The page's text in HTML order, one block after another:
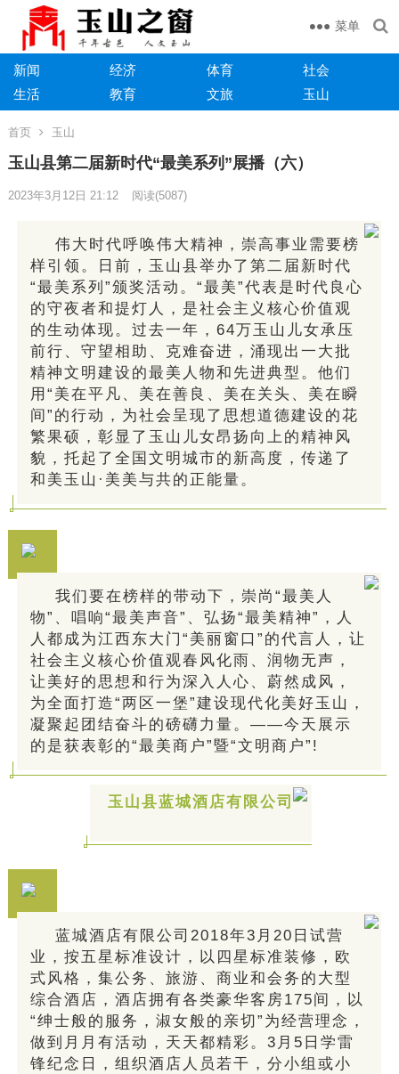
菜单
新闻 经济 体育
社会
生活
教育 文旅 玉山
首页 玉山
玉山县第二届新时代“最美系列”展播（六）
2023年3月12日 21:12 阅读(5087)
伟大时代呼唤伟大精神，崇高事业需要榜
样引领。日前，玉山县举办了第二届新时代
“最美系列”颁奖活动。“最美”代表是时代良心
的守夜者和提灯人，是社会主义核心价值观
的生动体现。过去一年，64万玉山儿女承压
前行、守望相助、克难奋进，涌现出一大批
精神文明建设的最美人物和先进典型。他们
用“美在平凡、美在善良、美在关头、美在瞬
间”的行动，为社会呈现了思想道德建设的花
繁果硕，彰显了玉山儿女昂扬向上的精神风
貌，托起了全国文明城市的新高度，传递了
和美玉山·美美与共的正能量。
我们要在榜样的带动下，崇尚“最美人
物”、唱响“最美声音”、弘扬“最美精神”，人
人都成为江西东大门“美丽窗口”的代言人，让
社会主义核心价值观春风化雨、润物无声，
让美好的思想和行为深入人心、蔚然成风，
为全面打造“两区一堡”建设现代化美好玉山，
凝聚起团结奋斗的磅礴力量。——今天展示
的是获表彰的“最美商户”暨“文明商户”!
玉山县蓝城酒店有限公司
蓝城酒店有限公司2018年3月20日试营
业，按五星标准设计，以四星标准装修，欧
式风格，集公务、旅游、商业和会务的大型
综合酒店，酒店拥有各类豪华客房175间，以
“绅士般的服务，淑女般的亲切”为经营理念，
做到月月有活动，天天都精彩。3月5日学雷
锋纪念日，组织酒店人员若干，分小组或小